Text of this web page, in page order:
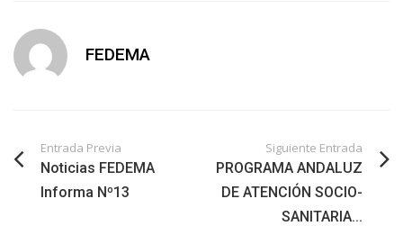
FEDEMA
Entrada Previa
Noticias FEDEMA
Informa Nº13
Siguiente Entrada
PROGRAMA ANDALUZ
DE ATENCIÓN SOCIO-
SANITARIA...